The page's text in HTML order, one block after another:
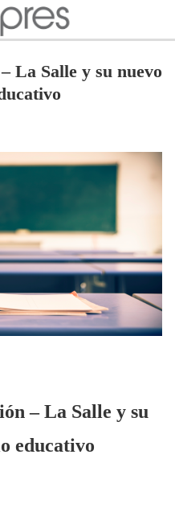
La Salle y su nuevo
– La Salle y su
educativo